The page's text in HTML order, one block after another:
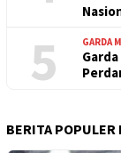
5 GARDA
BERITA